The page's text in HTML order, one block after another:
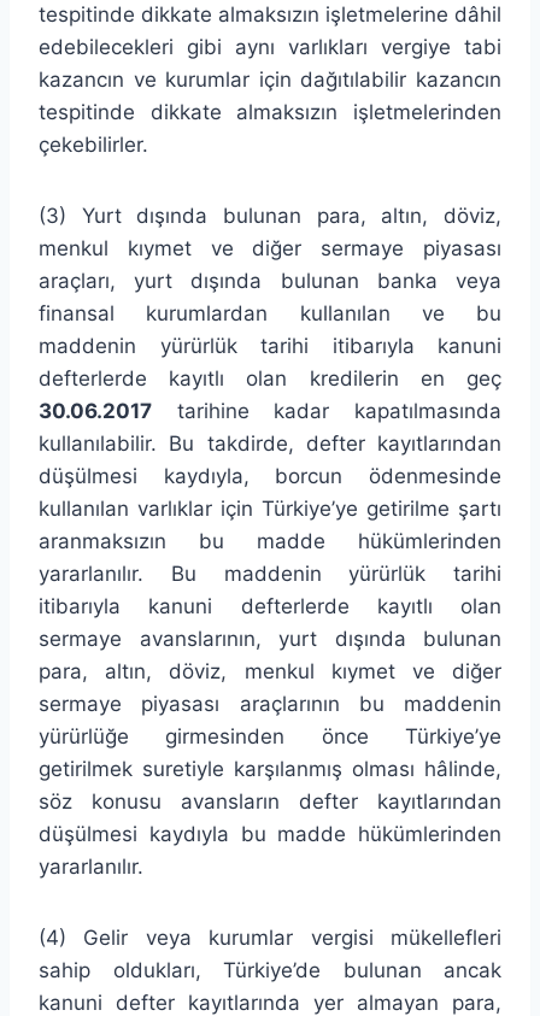
tespitinde dikkate almaksızın işletmelerine dâhil
edebilecekleri gibi aynı varlıkları vergiye tabi
kazancın ve kurumlar için dağıtılabilir kazancın
tespitinde dikkate almaksızın işletmelerinden
çekebilirler.
(3) Yurt dışında bulunan para, altın, döviz,
menkul kıymet ve diğer sermaye piyasası
araçları, yurt dışında bulunan banka veya
finansal kurumlardan kullanılan ve bu
maddenin yürürlük tarihi itibarıyla kanuni
defterlerde kayıtlı olan kredilerin en geç
30.06.2017 tarihine kadar kapatılmasında
kullanılabilir. Bu takdirde, defter kayıtlarından
düşülmesi kaydıyla, borcun ödenmesinde
kullanılan varlıklar için Türkiye’ye getirilme şartı
aranmaksızın bu madde hükümlerinden
yararlanılır. Bu maddenin yürürlük tarihi
itibarıyla kanuni defterlerde kayıtlı olan
sermaye avanslarının, yurt dışında bulunan
para, altın, döviz, menkul kıymet ve diğer
sermaye piyasası araçlarının bu maddenin
yürürlüğe girmesinden önce Türkiye’ye
getirilmek suretiyle karşılanmış olması hâlinde,
söz konusu avansların defter kayıtlarından
düşülmesi kaydıyla bu madde hükümlerinden
yararlanılır.
(4) Gelir veya kurumlar vergisi mükellefleri
sahip oldukları, Türkiye’de bulunan ancak
kanuni defter kayıtlarında yer almayan para,